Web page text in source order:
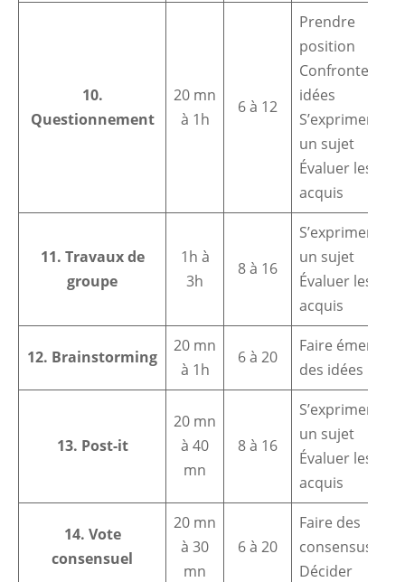
10.
Questionnement
20 mn
à 1h
6 à 12
Prendre
position
Confronter des
idées
S’exprimer sur
un sujet
Évaluer les
acquis
11. Travaux de
groupe
1h à
3h
8 à 16
S’exprimer sur
un sujet
Évaluer les
acquis
12. Brainstorming
20 mn
à 1h
6 à 20
Faire émerger
des idées
13. Post-it
20 mn
à 40
mn
8 à 16
S’exprimer sur
un sujet
Évaluer les
acquis
14. Vote
consensuel
20 mn
à 30
mn
6 à 20
Faire des
consensus
Décider